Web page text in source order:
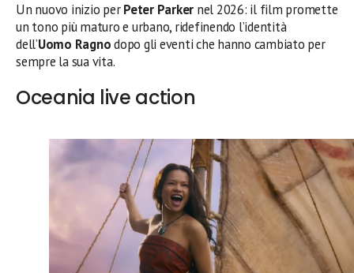
Un nuovo inizio perPeter Parker nel 2026: il film promette
un tono più maturo e urbano, ridefinendo l’identità
dell’Uomo Ragnodopo gli eventi che hanno cambiato per
sempre la sua vita.
Oceania live action